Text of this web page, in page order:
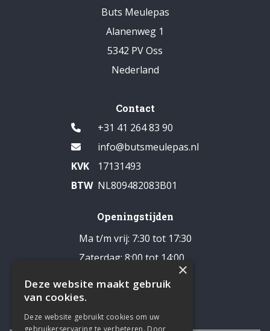
Buts Meulepas
Alanenweg 1
5342 PV Oss
Nederland
Contact
+31 41 264 83 90
info@butsmeulepas.nl
KVK
17131493
BTW NL809482083B01
Openingstijden
Ma t/m vrij: 7:30 tot 17:30
Zaterdag: 8:00 tot 14:00
Zondag: gesloten
×
Deze website maakt gebruik
van cookies.
Deze website gebruikt cookies om uw
gebruikerservaring te verbeteren. Door